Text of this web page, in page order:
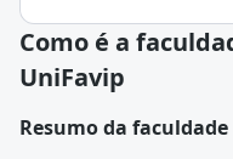
Como é a
UniFavip
Resumo da faculdade